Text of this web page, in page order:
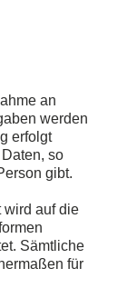
an
werden
erfolgt
so
gibt.
wird auf die
Sämtliche
für